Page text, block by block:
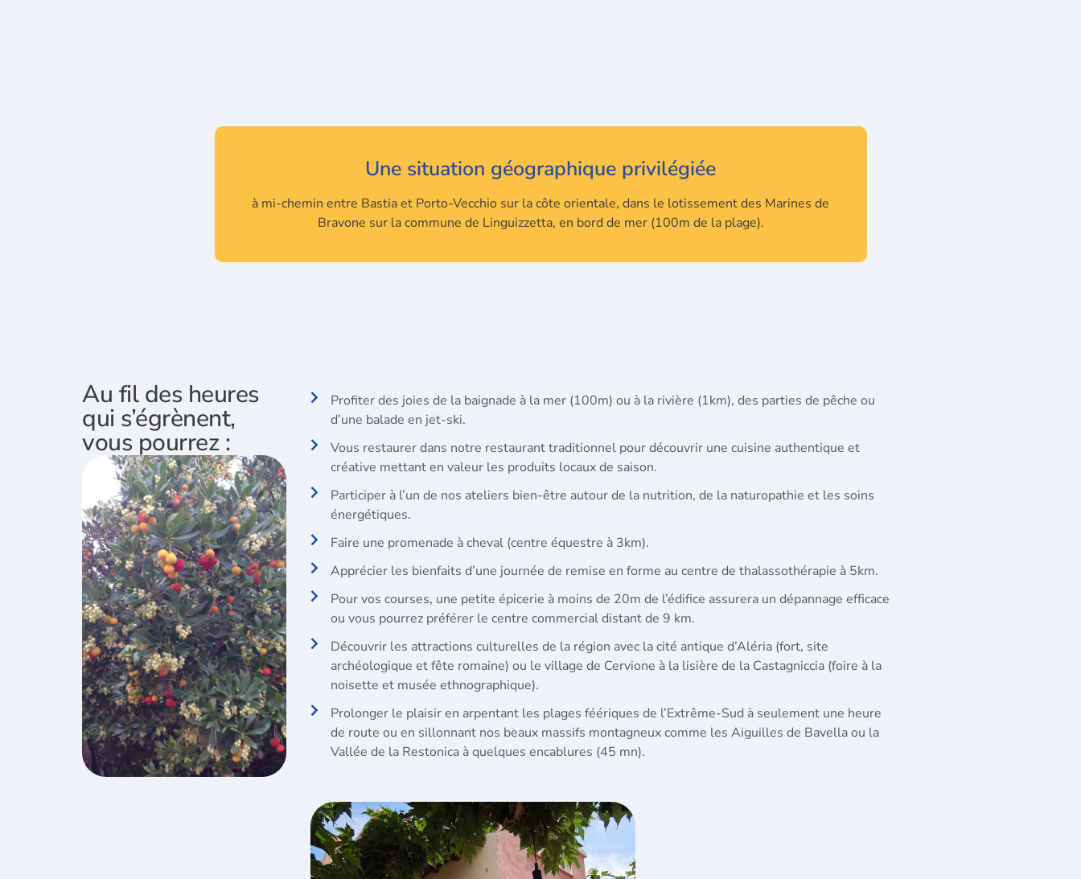
Une situation géographique privilégiée
à mi-chemin entre Bastia et Porto-Vecchio sur la côte orientale, dans le lotissement des Marines de
Bravone sur la commune de Linguizzetta, en bord de mer (100m de la plage).
Au fil des heures
qui s’égrènent,
vous pourrez :
Profiter des joies de la baignade à la mer (100m) ou à la rivière (1km), des parties de pêche ou
d’une balade en jet-ski.
Vous restaurer dans notre restaurant traditionnel pour découvrir une cuisine authentique et
créative mettant en valeur les produits locaux de saison.
Participer à l’un de nos ateliers bien-être autour de la nutrition, de la naturopathie et les soins
énergétiques.
Faire une promenade à cheval (centre équestre à 3km).
Apprécier les bienfaits d’une journée de remise en forme au centre de thalassothérapie à 5km.
Pour vos courses, une petite épicerie à moins de 20m de l’édifice assurera un dépannage efficace
ou vous pourrez préférer le centre commercial distant de 9 km.
Découvrir les attractions culturelles de la région avec la cité antique d’Aléria (fort, site
archéologique et fête romaine) ou le village de Cervione à la lisière de la Castagniccia (foire à la
noisette et musée ethnographique).
Prolonger le plaisir en arpentant les plages féériques de l’Extrême-Sud à seulement une heure
de route ou en sillonnant nos beaux massifs montagneux comme les Aiguilles de Bavella ou la
Vallée de la Restonica à quelques encablures (45 mn).